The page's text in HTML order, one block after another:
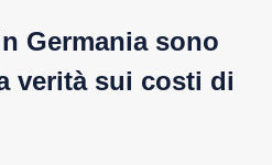
Germania sono
verità sui costi di